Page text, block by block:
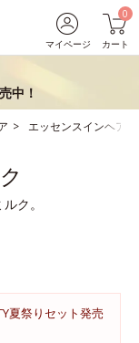
マイページ
0
カート
中！
エッセンスインヘア
ク。
夏祭りセット発売